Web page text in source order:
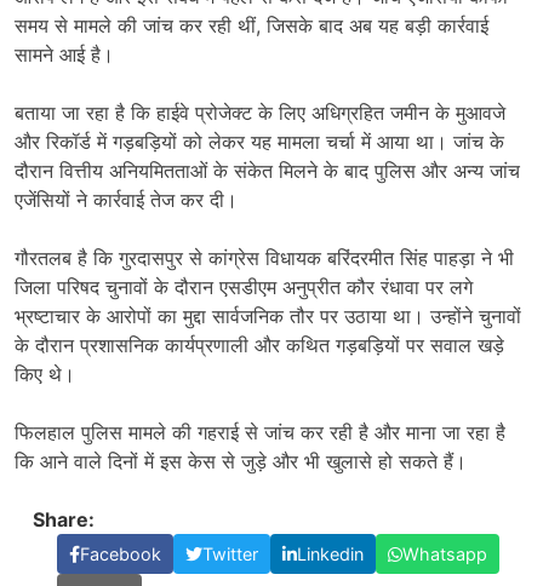
समय से मामले की जांच कर रही थीं, जिसके बाद अब यह बड़ी कार्रवाई
सामने आई है।
बताया जा रहा है कि हाईवे प्रोजेक्ट के लिए अधिग्रहित जमीन के मुआवजे
और रिकॉर्ड में गड़बड़ियों को लेकर यह मामला चर्चा में आया था। जांच के
दौरान वित्तीय अनियमितताओं के संकेत मिलने के बाद पुलिस और अन्य जांच
एजेंसियों ने कार्रवाई तेज कर दी।
गौरतलब है कि गुरदासपुर से कांग्रेस विधायक बरिंदरमीत सिंह पाहड़ा ने भी
जिला परिषद चुनावों के दौरान एसडीएम अनुप्रीत कौर रंधावा पर लगे
भ्रष्टाचार के आरोपों का मुद्दा सार्वजनिक तौर पर उठाया था। उन्होंने चुनावों
के दौरान प्रशासनिक कार्यप्रणाली और कथित गड़बड़ियों पर सवाल खड़े
किए थे।
फिलहाल पुलिस मामले की गहराई से जांच कर रही है और माना जा रहा है
कि आने वाले दिनों में इस केस से जुड़े और भी खुलासे हो सकते हैं।
Share:
Facebook Twitter Linkedin
Whatsapp